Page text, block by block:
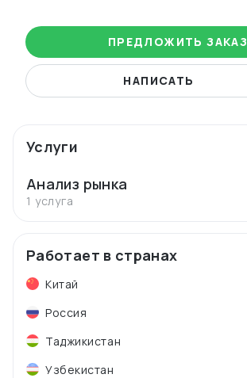
ПРЕДЛОЖИТЬ ЗАКАЗ
НАПИСАТЬ
Услуги
Анализ рынка
1 услуга
Работает в странах
Китай
Россия
Таджикистан
Узбекистан